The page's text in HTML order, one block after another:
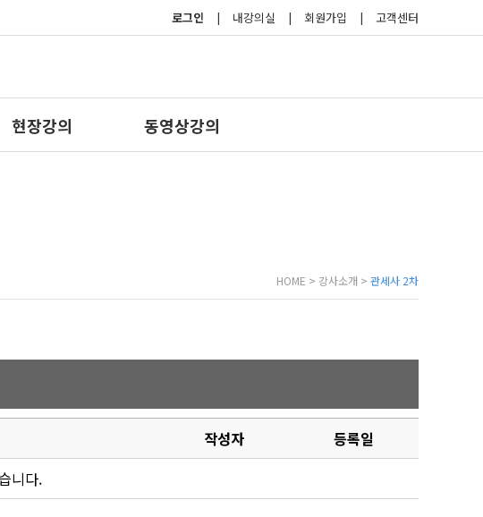
고객센터
|
회원가입
|
내강의실
|
로그인
현장강의 동영상강의
HOME > 강사소개 > 관세사 2차
작성자
등록일
니다.